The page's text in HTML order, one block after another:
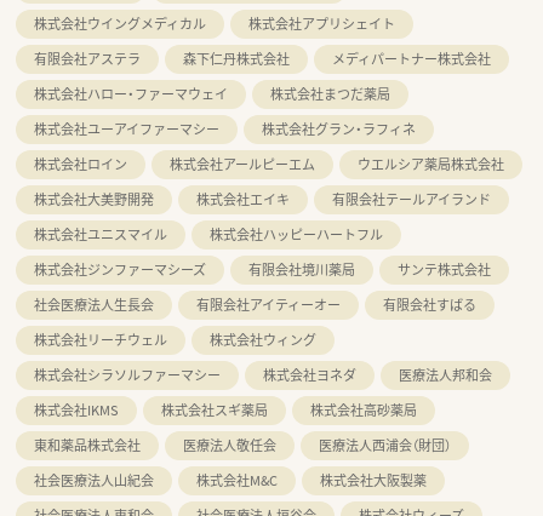
株式会社ウイングメディカル
株式会社アプリシェイト
有限会社アステラ
森下仁丹株式会社
メディパートナー株式会社
株式会社ハロー・ファーマウェイ
株式会社まつだ薬局
株式会社ユーアイファーマシー
株式会社グラン・ラフィネ
株式会社ロイン
株式会社アールピーエム
ウエルシア薬局株式会社
株式会社大美野開発
株式会社エイキ
有限会社テールアイランド
株式会社ユニスマイル
株式会社ハッピーハートフル
株式会社ジンファーマシーズ
有限会社境川薬局
サンテ株式会社
社会医療法人生長会
有限会社アイティーオー
有限会社すばる
株式会社リーチウェル
株式会社ウィング
株式会社シラソルファーマシー
株式会社ヨネダ
医療法人邦和会
株式会社IKMS
株式会社スギ薬局
株式会社高砂薬局
東和薬品株式会社
医療法人敬任会
医療法人西浦会（財団）
社会医療法人山紀会
株式会社M&C
株式会社大阪製薬